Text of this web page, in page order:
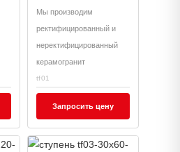
Мы производим
ректифицированный и
неректифицированный
керамогранит
tf01
Запросить цену